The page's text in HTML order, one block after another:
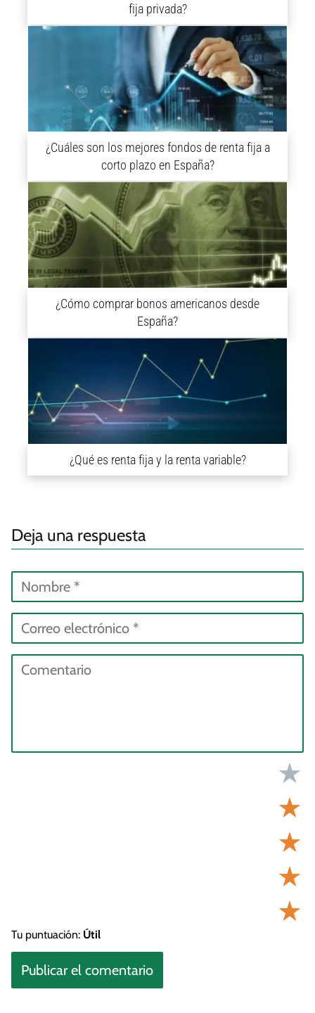
fija privada?
¿Cuáles son los mejores fondos de renta fija a
corto plazo en España?
¿Cómo comprar bonos americanos desde
España?
¿Qué es renta fija y la renta variable?
Deja una respuesta
★
★
★
★
★
Tu puntuación: Útil